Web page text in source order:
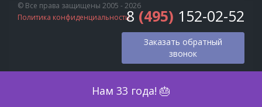
Нам 33 года! 🎂
© Все права защищены 2005 - 2026
Политика конфиденциальности8 (495) 152-02-52
Заказать обратный
звонок